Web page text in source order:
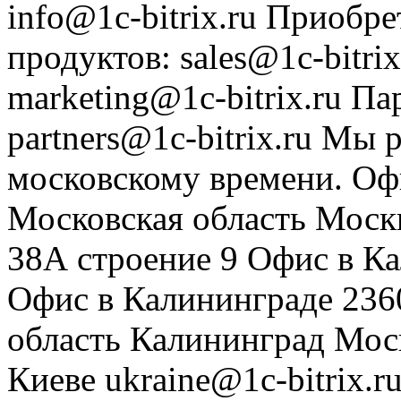
info@1c-bitrix.ru
продуктов: sales@1c-
marketing@1c-bitrix.ru
partners@1c-bitrix.ru Мы
московскому времени.
Московская область
38А строение 9 Офис в
Офис в Калининграде
область Калининград
Киеве ukraine@1c-